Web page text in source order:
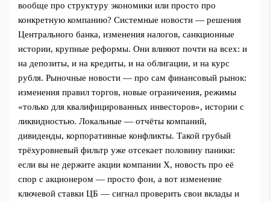
вообще про структуру экономики или просто про
конкретную компанию? Системные новости — решения
Центрального банка, изменения налогов, санкционные
истории, крупные реформы. Они влияют почти на всех: и
на депозиты, и на кредиты, и на облигации, и на курс
рубля. Рыночные новости — про сам финансовый рынок:
изменения правил торгов, новые ограничения, режимы
«только для квалифицированных инвесторов», истории с
ликвидностью. Локальные — отчёты компаний,
дивиденды, корпоративные конфликты. Такой грубый
трёхуровневый фильтр уже отсекает половину паники:
если вы не держите акции компании X, новость про её
спор с акционером — просто фон, а вот изменение
ключевой ставки ЦБ — сигнал проверить свои вклады и